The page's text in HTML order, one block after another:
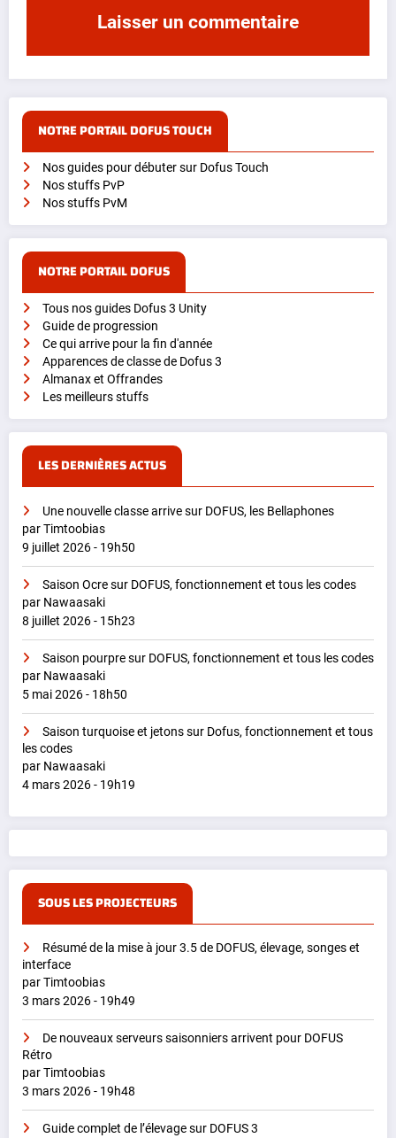
NOTRE PORTAIL DOFUS TOUCH
Nos guides pour débuter sur Dofus Touch
Nos stuffs PvP
Nos stuffs PvM
NOTRE PORTAIL DOFUS
Tous nos guides Dofus 3 Unity
Guide de progression
Ce qui arrive pour la fin d'année
Apparences de classe de Dofus 3
Almanax et Offrandes
Les meilleurs stuffs
LES DERNIÈRES ACTUS
Une nouvelle classe arrive sur DOFUS, les Bellaphones
par Timtoobias
9 juillet 2026 - 19h50
Saison Ocre sur DOFUS, fonctionnement et tous les codes
par Nawaasaki
8 juillet 2026 - 15h23
Saison pourpre sur DOFUS, fonctionnement et tous les codes
par Nawaasaki
5 mai 2026 - 18h50
Saison turquoise et jetons sur Dofus, fonctionnement et tous
les codes
par Nawaasaki
4 mars 2026 - 19h19
SOUS LES PROJECTEURS
Résumé de la mise à jour 3.5 de DOFUS, élevage, songes et
interface
par Timtoobias
3 mars 2026 - 19h49
De nouveaux serveurs saisonniers arrivent pour DOFUS
Rétro
par Timtoobias
3 mars 2026 - 19h48
Guide complet de l’élevage sur DOFUS 3